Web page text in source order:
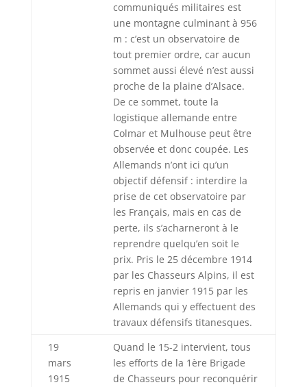
communiqués militaires est
une montagne culminant à 956
m : c’est un observatoire de
tout premier ordre, car aucun
sommet aussi élevé n’est aussi
proche de la plaine d’Alsace.
De ce sommet, toute la
logistique allemande entre
Colmar et Mulhouse peut être
observée et donc coupée. Les
Allemands n’ont ici qu’un
objectif défensif : interdire la
prise de cet observatoire par
les Français, mais en cas de
perte, ils s’acharneront à le
reprendre quelqu’en soit le
prix. Pris le 25 décembre 1914
par les Chasseurs Alpins, il est
repris en janvier 1915 par les
Allemands qui y effectuent des
travaux défensifs titanesques.
19
mars
1915
Quand le 15-2 intervient, tous
les efforts de la 1ère Brigade
de Chasseurs pour reconquérir